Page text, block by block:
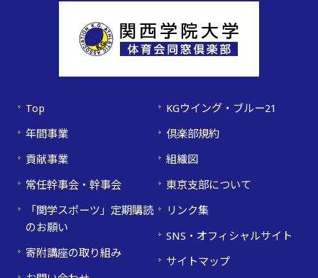
Top
年間事業
貢献事業
常任幹事会・幹事会
「関学スポーツ」定期購読
のお願い
寄附講座の取り組み
KGウイング・ブルー21
倶楽部規約
組織図
東京支部について
リンク集
SNS・オフィシャルサイト
サイトマップ